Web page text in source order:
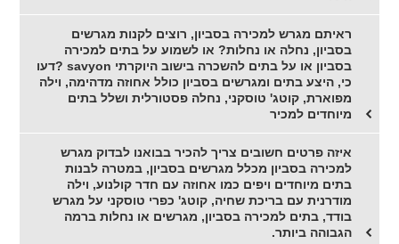
ראיתם מגרש למכירה בסביון, רוצים לקנות מגרשים
בסביון, נחלה או נחלות? או לשמוע על בתים למכירה
בסביון או על בתים להשכרה בישוב היוקרתי savyon ?דעו
כי, היצע בתים ומגרשים בסביון כולל אחוזה מדהימה, וילה
מפוארת, קוטג' טוסקני, נחלה פסטורלית ושלל בתים
מיוחדים למכיר
איזה פרטים חשובים צריך להכיר בבואנו לבדוק מגרש
למכירה בסביון מכלל מגרשים בסביון, במטרה לבנות
בתים מיוחדים ויפים כמו אחוזה עם חדר קולנוע, וילה
מודרנית עם בריכת שחיה, קוטג' כפרי טוסקני על מגרש
בודד, בתים למכירה בסביון, מגרשים או נחלות ברמה
הגבוהה ביותר.